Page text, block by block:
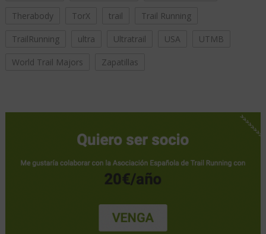
Therabody TorX trail Trail Running
TrailRunning ultra Ultratrail USA UTMB
World Trail Majors Zapatillas